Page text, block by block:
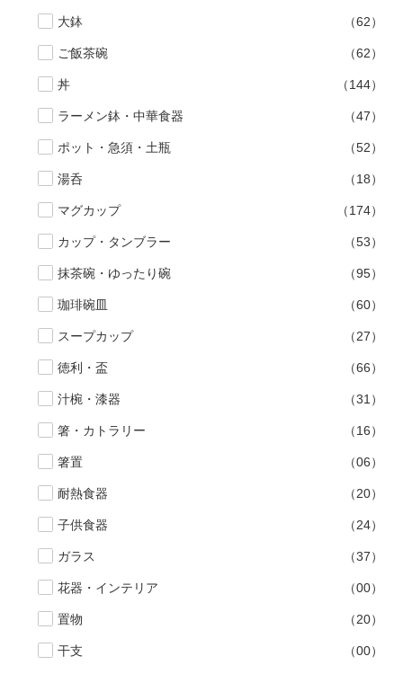
大鉢 （62）
ご飯茶碗 （62）
丼 （144）
ラーメン鉢・中華食器 （47）
ポット・急須・土瓶 （52）
湯呑 （18）
マグカップ （174）
カップ・タンブラー （53）
抹茶碗・ゆったり碗 （95）
珈琲碗皿 （60）
スープカップ （27）
徳利・盃 （66）
汁椀・漆器 （31）
箸・カトラリー （16）
箸置 （06）
耐熱食器 （20）
子供食器 （24）
ガラス （37）
花器・インテリア （00）
置物 （20）
干支 （00）